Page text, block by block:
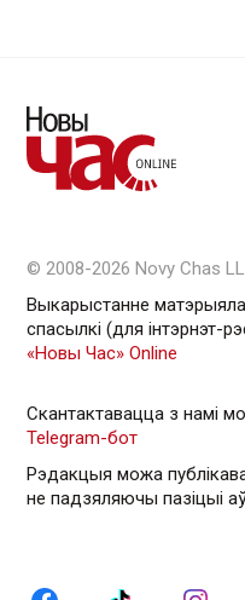
© 2008-2026 Novy Chas
Выкарыстанне
спасылкі (для інтэрнэт-
«Новы Час» Online
Скантактавацца з намі
Telegram-бот
Рэдакцыя можа
не падзяляючы пазіцыі